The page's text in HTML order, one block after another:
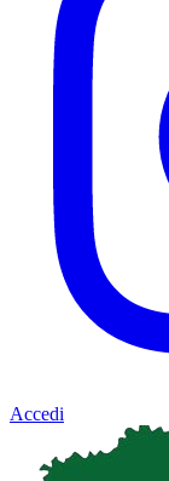
Accedi